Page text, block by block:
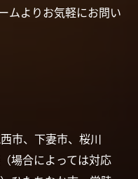
ムよりお気軽にお問い
市、下妻市、桜川
場合によっては対応